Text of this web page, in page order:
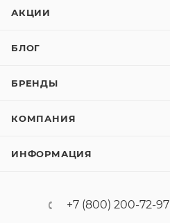
АКЦИИ
БЛОГ
БРЕНДЫ
КОМПАНИЯ
ИНФОРМАЦИЯ
+7 (800) 200-72-97